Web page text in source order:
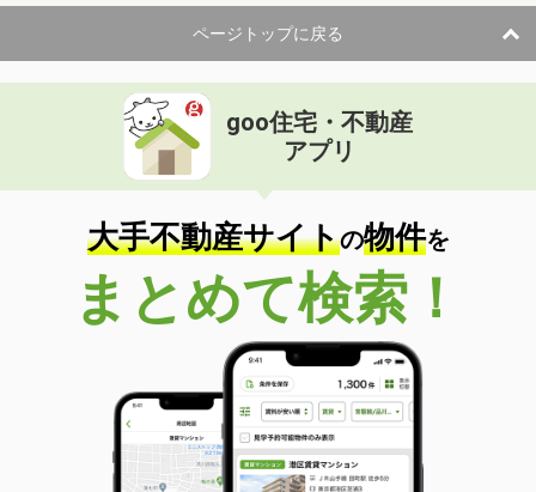
ページトップに戻る
goo住宅・不動産
アプリ
大手不動産サイトの物件を
まとめて検索！